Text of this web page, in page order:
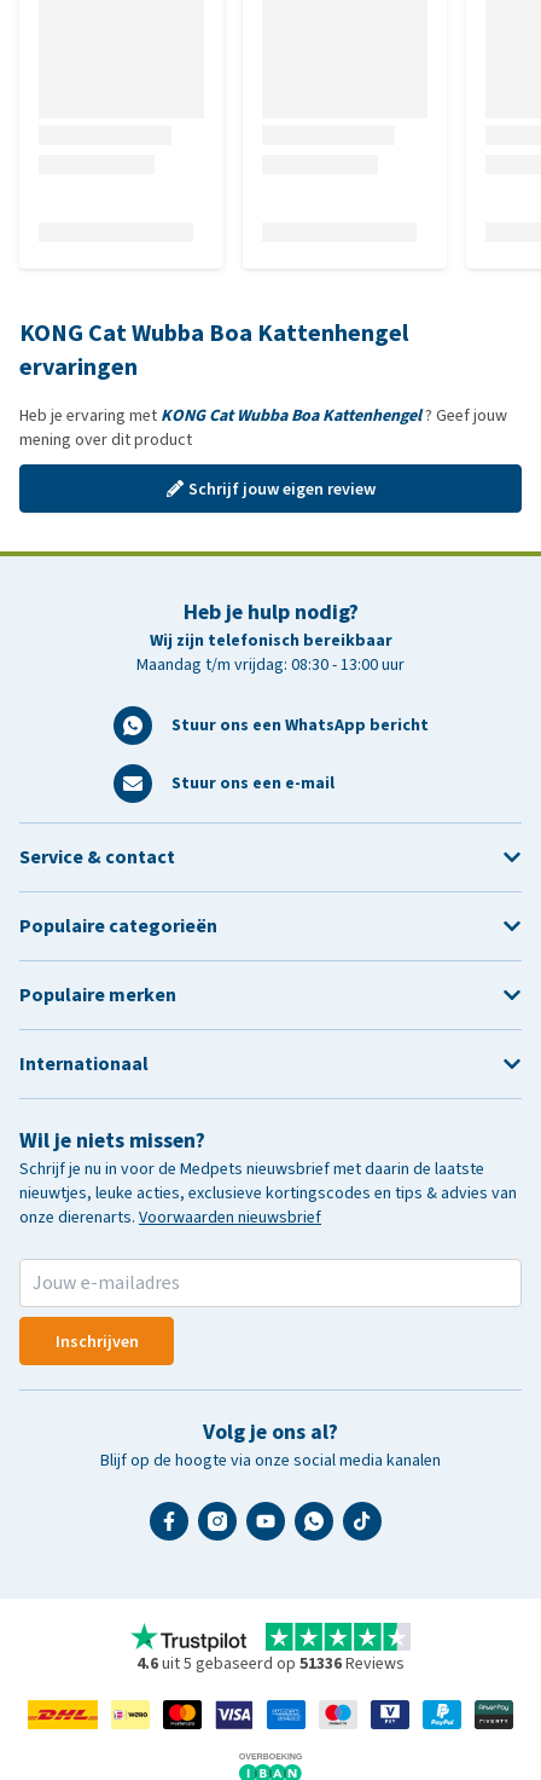
KONG Cat Wubba Boa Kattenhengel
ervaringen
Heb je ervaring met KONG Cat Wubba Boa Kattenhengel? Geef jouw
mening over dit product
Schrijf jouw eigen review
Heb je hulp nodig?
Wij zijn telefonisch bereikbaar
Maandag t/m vrijdag: 08:30 - 13:00 uur
Stuur ons een WhatsApp bericht
Stuur ons een e-mail
Wil je niets missen?
Schrijf je nu in voor de Medpets nieuwsbrief met daarin de laatste
nieuwtjes, leuke acties, exclusieve kortingscodes en tips & advies van
onze dierenarts. Voorwaarden nieuwsbrief
Inschrijven
Volg je ons al?
Blijf op de hoogte via onze social media kanalen
Service & contact
Populaire categorieën
Populaire merken
Internationaal
4.6uit 5 gebaseerd op 51336Reviews